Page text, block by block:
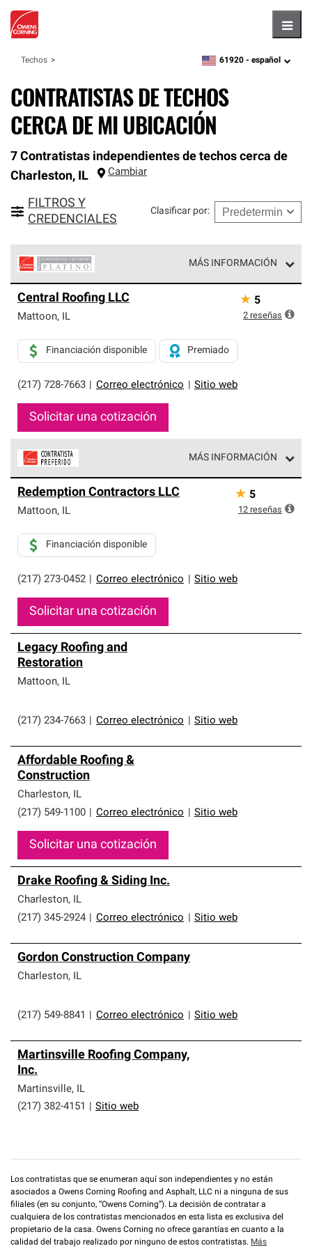
Techos zipcode,language
61920 - español
CONTRATISTAS DE TECHOS
CERCA DE MI UBICACIÓN
7 Contratistas independientes de techos cerca de
Charleston, IL Cambiar
FILTROS Y
CREDENCIALES
Clasificar por:
MÁS INFORMACIÓN
Corning constituyen el nivel superior de nuestra red
exclusiva y cumplen con estándares estrictos de
Solo ellos pueden ofrecer nuestra mejor garantía de
sistemas de techos.
Central Roofing LLC
Mattoon, IL
(217) 728-7663 Correo electrónico Sitio web
Financiación disponible Premiado
Solicitar una cotización
★ 5
2 reseñas
MÁS INFORMACIÓN
parte de una red exclusiva de profesionales de techos
que cumplen con altos estándares y requisitos estrictos
Redemption Contractors LLC
Mattoon, IL
(217) 273-0452 Correo electrónico Sitio web
Financiación disponible
Solicitar una cotización
★ 5
12 reseñas
Legacy Roofing and
Restoration
Mattoon, IL
(217) 234-7663 Correo electrónico Sitio web
Affordable Roofing &
Construction
Charleston, IL
(217) 549-1100
Correo electrónico Sitio web
Solicitar una cotización
Drake Roofing & Siding Inc.
Charleston, IL
(217) 345-2924
Correo electrónico Sitio web
Gordon Construction Company
Charleston, IL
(217) 549-8841 Correo electrónico Sitio web
Martinsville Roofing Company,
Inc.
Martinsville, IL
(217) 382-4151
Sitio web
Los contratistas que se enumeran aquí son independientes y no están
asociados a Owens Corning Roofing and Asphalt, LLC ni a ninguna de sus
filiales (en su conjunto, “Owens Corning”). La decisión de contratar a
cualquiera de los contratistas mencionados en esta lista es exclusiva del
propietario de la casa. Owens Corning no ofrece garantías en cuanto a la
calidad del trabajo realizado por ninguno de estos contratistas. Más